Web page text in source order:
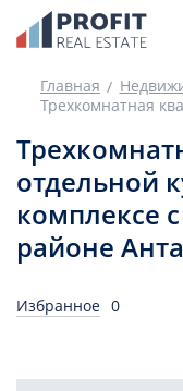
Главная
отдельной
комплексе
районе
Избранное 0